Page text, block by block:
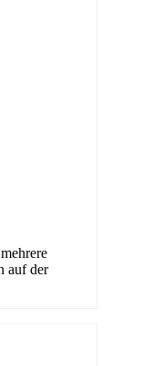
auf der